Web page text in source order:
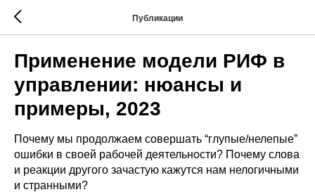
Публикации
Применение модели РИФ в
управлении: нюансы и
примеры, 2023
Почему мы продолжаем совершать “глупые/нелепые”
ошибки в своей рабочей деятельности? Почему слова
и реакции другого зачастую кажутся нам нелогичными
и странными?